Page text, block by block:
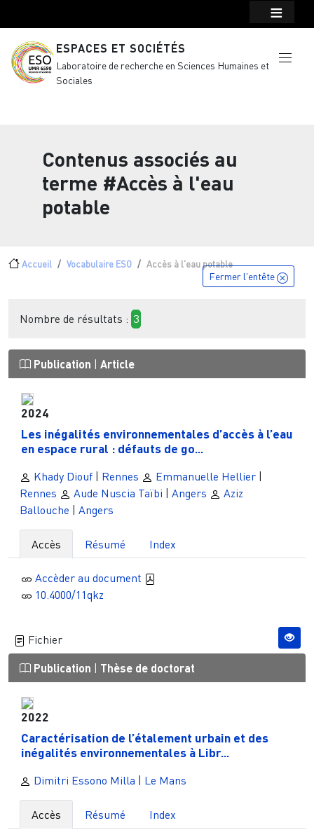
ESPACES ET SOCIÉTÉS
Laboratoire de recherche en Sciences Humaines et
Sociales
Contenus associés au
terme #Accès à l'eau
potable
Fil d'Ariane
Accueil Vocabulaire ESO Accès à l'eau potable
Fermer l'entête
Nombre de résultats : 3
Publication Article
2024
Les inégalités environnementales d’accès à l’eau
en espace rural : défauts de go...
Khady Diouf Rennes Emmanuelle Hellier
Rennes
Aude Nuscia Taïbi Angers
Aziz
Ballouche
Angers
Accès Résumé Index
Accèder au document
10.4000/11qkz
Fichier
Publication Thèse de doctorat
2022
Caractérisation de l’étalement urbain et des
inégalités environnementales à Libr...
Dimitri Essono Milla | Le Mans
Accès Résumé Index